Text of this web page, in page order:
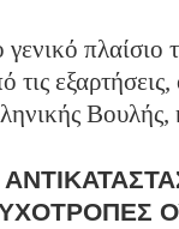
γενικό πλαίσιο
τις
Βουλής,